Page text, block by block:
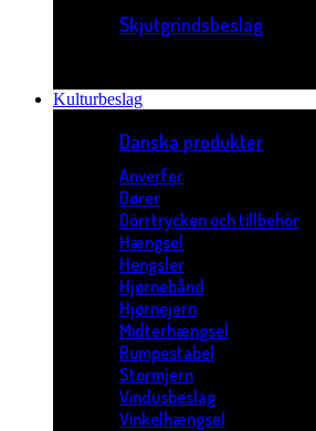
Skjutgrindsbeslag
Kulturbeslag
Danska produkter
Anverfer
Dører
Dörrtrycken och tillbehör
Hængsel
Hengsler
Hjørnebånd
Hjørnejern
Midterhængsel
Rumpestabel
Stormjern
Vindusbeslag
Vinkelhængsel